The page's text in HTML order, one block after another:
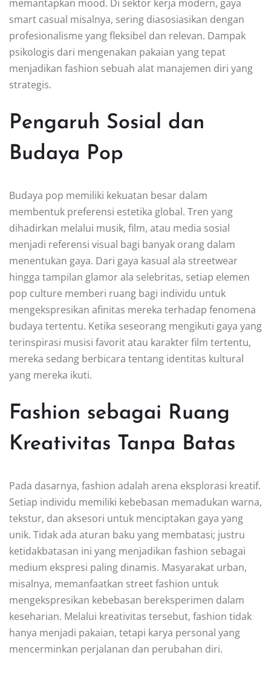
memantapkan mood. Di sektor kerja modern, gaya
smart casual misalnya, sering diasosiasikan dengan
profesionalisme yang fleksibel dan relevan. Dampak
psikologis dari mengenakan pakaian yang tepat
menjadikan fashion sebuah alat manajemen diri yang
strategis.
Pengaruh Sosial dan
Budaya Pop
Budaya pop memiliki kekuatan besar dalam
membentuk preferensi estetika global. Tren yang
dihadirkan melalui musik, film, atau media sosial
menjadi referensi visual bagi banyak orang dalam
menentukan gaya. Dari gaya kasual ala streetwear
hingga tampilan glamor ala selebritas, setiap elemen
pop culture memberi ruang bagi individu untuk
mengekspresikan afinitas mereka terhadap fenomena
budaya tertentu. Ketika seseorang mengikuti gaya yang
terinspirasi musisi favorit atau karakter film tertentu,
mereka sedang berbicara tentang identitas kultural
yang mereka ikuti.
Fashion sebagai Ruang
Kreativitas Tanpa Batas
Pada dasarnya, fashion adalah arena eksplorasi kreatif.
Setiap individu memiliki kebebasan memadukan warna,
tekstur, dan aksesori untuk menciptakan gaya yang
unik. Tidak ada aturan baku yang membatasi; justru
ketidakbatasan ini yang menjadikan fashion sebagai
medium ekspresi paling dinamis. Masyarakat urban,
misalnya, memanfaatkan street fashion untuk
mengekspresikan kebebasan bereksperimen dalam
keseharian. Melalui kreativitas tersebut, fashion tidak
hanya menjadi pakaian, tetapi karya personal yang
mencerminkan perjalanan dan perubahan diri.